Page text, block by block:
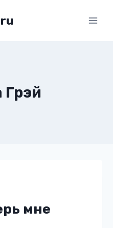
Грэй
мне